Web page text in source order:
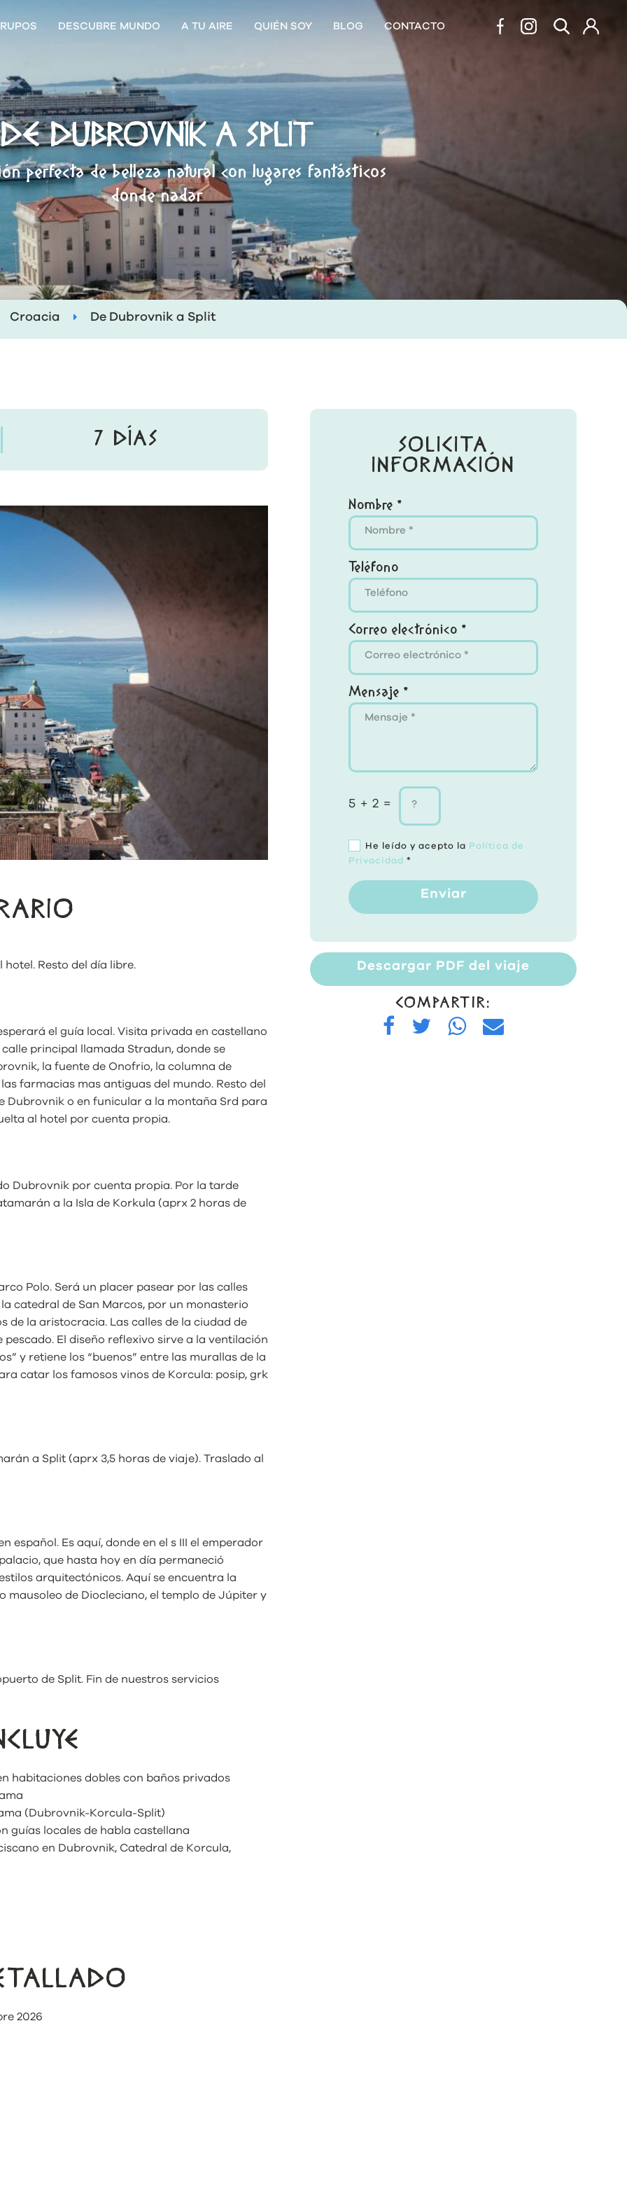
DESCUBRE MUNDO A TU AIRE QUIÉN SOY BLOG CONTACTO
DE DUBROVNIK A SPLIT
perfecta de belleza natural con lugares fantásticos
donde nadar
Croacia De Dubrovnik a Split
7 DÍAS
Resto del día libre.
el guía local. Visita privada en castellano
principal llamada Stradun, donde se
la fuente de Onofrio, la columna de
farmacias mas antiguas del mundo. Resto del
Dubrovnik o en funicular a la montaña Srd para
al hotel por cuenta propia.
Dubrovnik por cuenta propia. Por la tarde
a la Isla de Korkula (aprx 2 horas de
Polo. Será un placer pasear por las calles
catedral de San Marcos, por un monasterio
de la aristocracia. Las calles de la ciudad de
El diseño reflexivo sirve a la ventilación
y retiene los “buenos” entre las murallas de la
catar los famosos vinos de Korcula: posip, grk
a Split (aprx 3,5 horas de viaje). Traslado al
español. Es aquí, donde en el s III el emperador
que hasta hoy en día permaneció
arquitectónicos. Aquí se encuentra la
mausoleo de Diocleciano, el templo de Júpiter y
de Split. Fin de nuestros servicios
habitaciones dobles con baños privados
(Dubrovnik-Korcula-Split)
guías locales de habla castellana
en Dubrovnik, Catedral de Korcula,
2026
SOLICITA
INFORMACIÓN
Nombre *
Teléfono
Correo electrónico *
Mensaje *
5 + 2 =
He leído y acepto la Política de
Privacidad *
Enviar
Descargar PDF del viaje
COMPARTIR: